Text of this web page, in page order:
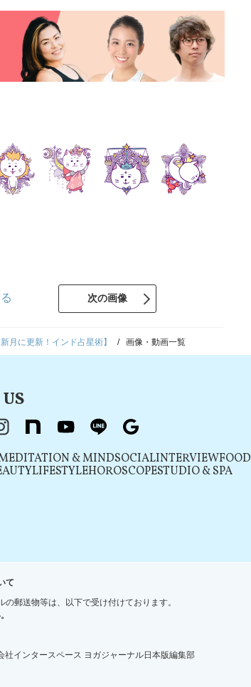
次の画像
月に更新！インド占星術】 画像・動画一覧
Twitter）
instagram
note youtube line
& MINDSOCIALINTERVIEWFOOD
LIFESTYLEHOROSCOPESTUDIO & SPA
て
郵送物等は、以下で受け付けております。
インタースペース ヨガジャーナル日本版編集部